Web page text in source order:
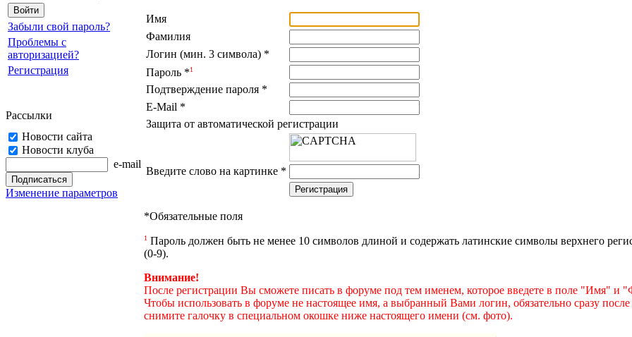
Забыли свой пароль?
Проблемы с
авторизацией?
Регистрация
Рассылки
Новости сайта
Новости клуба
e-mail
Изменение параметров
Имя
Фамилия
Логин (мин. 3 символа) *
Пароль *1
Подтверждение пароля *
E-Mail *
Защита от автоматической регистрации
Введите слово на картинке *
*Обязательные поля
1 Пароль должен быть не менее 10 символов длиной и содержать латинские символы верхнего
(0-9).
Внимание!
После регистрации Вы сможете писать в форуме под тем именем, которое введете в поле "Имя" и
Чтобы использовать в форуме не настоящее имя, а выбранный Вами логин, обязательно сразу
снимите галочку в специальном окошке ниже настоящего имени (см. фото).